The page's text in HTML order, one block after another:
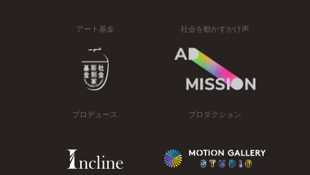
アート基金 社会を動かすかけ声
プロデュース プロダクション